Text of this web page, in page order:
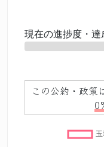
現在の進捗度・達
この公約・政策